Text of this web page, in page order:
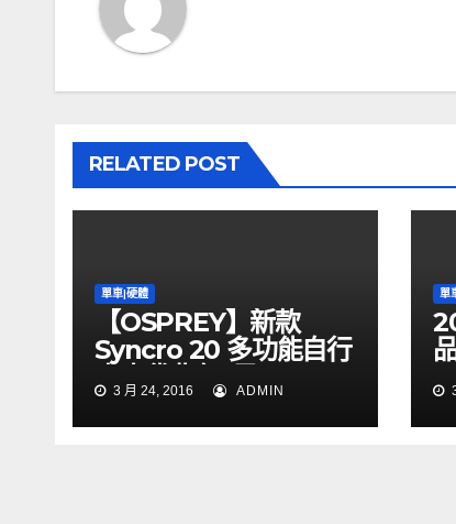
覽
RELATED POST
單車|硬體
【OSPREY】新款
Syncro 20 多功能自行
車水袋背包_黑
3 月 24, 2016 ADMIN
單